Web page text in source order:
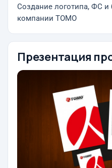
Создание логотипа, ФС и
компании ТОМО
Презентация